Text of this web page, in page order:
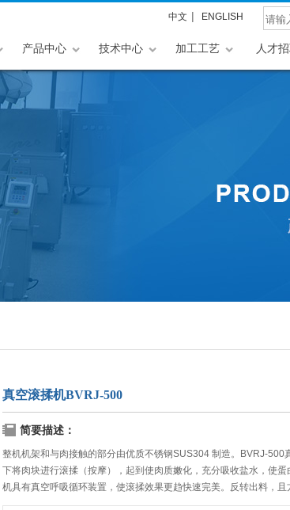
中文 | ENGLISH
人才
加工工艺
技术中心
产品中心
真空滚揉机BVRJ-500
简要描述：
整机机架和与肉接触的部分由优质不锈钢SUS304 制造。BVRJ-500
下将肉块进行滚揉（按摩），起到使肉质嫩化，充分吸收盐水，使
机具有真空呼吸循环装置，使滚揉效果更趋快速完美。反转出料，
料肉及产品出品率的加工要求。